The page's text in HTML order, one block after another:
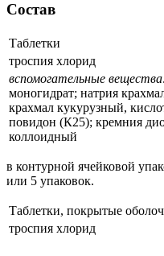
Состав
Таблетки
троспия хлорид
вспомогательные
моногидрат; натрия
крахмал кукурузный,
повидон (К25); кремния
коллоидный
в контурной ячейковой
или 5 упаковок.
Таблетки, покрытые
троспия хлорид